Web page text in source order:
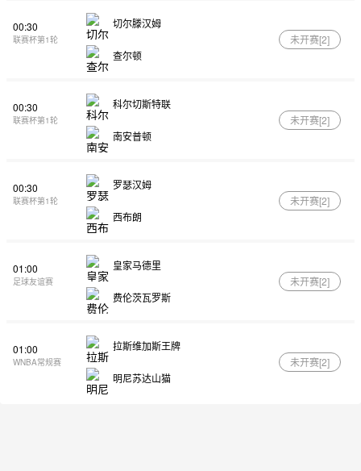
00:30
联赛杯第1轮
切尔滕汉姆
查尔顿
未开赛[2]
00:30
联赛杯第1轮
科尔切斯特联
南安普顿
未开赛[2]
00:30
联赛杯第1轮
罗瑟汉姆
西布朗
未开赛[2]
01:00
足球友谊赛
皇家马德里
费伦茨瓦罗斯
未开赛[2]
01:00
WNBA常规赛
拉斯维加斯王牌
明尼苏达山猫
未开赛[2]